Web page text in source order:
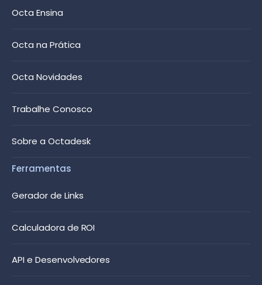
Octa Ensina
Octa na Prática
Octa Novidades
Trabalhe Conosco
Sobre a Octadesk
Ferramentas
Gerador de Links
Calculadora de ROI
API e Desenvolvedores